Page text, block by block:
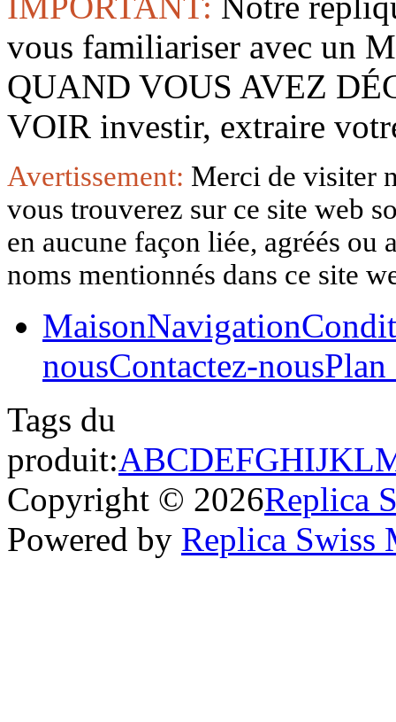
vous familiariser avec un
QUAND VOUS AVEZ
VOIR investir, extraire
Avertissement: Merci de visiter
vous trouverez sur ce site web
en aucune façon liée, agréés
noms mentionnés dans ce site
MaisonNavigation
nousContactez-nousPlan
Tags du
produit:ABCDEFGHIJKL
Copyright © 2026Replica
Powered by Replica Swiss